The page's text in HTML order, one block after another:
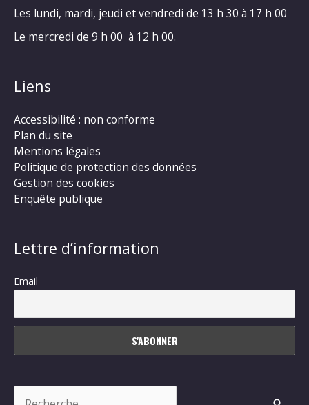
Les lundi, mardi, jeudi et vendredi de 13 h 30 à 17 h 00
Le mercredi de 9 h 00 à 12 h 00.
Liens
Accessibilité : non conforme
Plan du site
Mentions légales
Politique de protection des données
Gestion des cookies
Enquête publique
Lettre d’information
Email